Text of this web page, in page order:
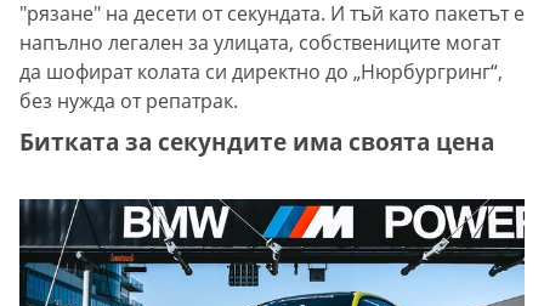
"рязане" на десети от секундата. И тъй като пакетът е
напълно легален за улицата, собствениците могат
да шофират колата си директно до „Нюрбургринг“,
без нужда от репатрак.
Битката за секундите има своята цена